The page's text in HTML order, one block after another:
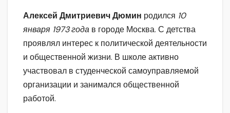
Алексей Дмитриевич Дюмин родился 10
января 1973 года в городе Москва. С детства
проявлял интерес к политической деятельности
и общественной жизни. В школе активно
участвовал в студенческой самоуправляемой
организации и занимался общественной
работой.